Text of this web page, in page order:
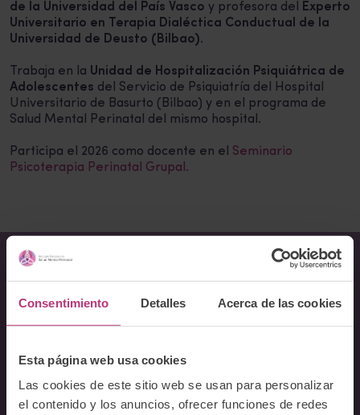
Consentimiento Detalles Acerca de las cookies
Esta página web usa cookies
Las cookies de este sitio web se usan para personalizar
el contenido y los anuncios, ofrecer funciones de redes
de la Universidad del País Vasco y profesora del
Experto
Universitario en Terapia Dialéctica Conductual de la
Universidad de Deusto (Bilbao).
Trabaja en la Unidad de Hospitalización Psiquiátrica de
Adolescentes del Servicio de Psiquiatría del Hospital
Universitario de Basurto (Bilbao) y en el programa de
Salud Mental Perinatal del mismo hospital.
Participa el 2026 como docente en el Seminario
Psicoterapia Perinatal Grupal.
Acerca del Instituto
Preguntas frecuentes